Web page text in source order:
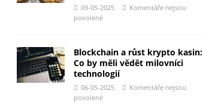
09-05-2025
Komentáře nejsou
povolené
Blockchain a růst krypto kasin:
Co by měli vědět milovníci
technologií
06-05-2025
Komentáře nejsou
povolené